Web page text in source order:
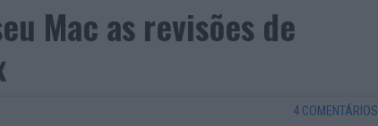
Mac as revisões de
4 COMENTÁRIOS